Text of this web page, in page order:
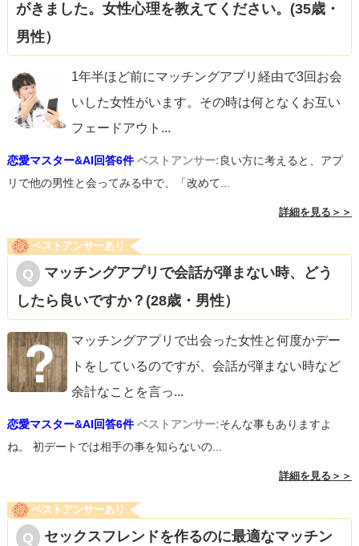
りなのかは具体的に伝えて、有言実行すべきです。
3.条件を同年代の女性まで広げる
一番現実的な方法です。
30歳に近づくと本気度が上がってくるため、じっくり付き
合いたいなら質問者様と同年代かそれ以下の方が望ましい
です。
女性が良く言うのは
・35歳までには妊娠・出産したい
男性は女性に比べると生物学的な要素が無いため、年齢に
関して意識が低め。
1と2は効果が薄いかもしれませんが、女性に迷惑をかける
ことを減らせます。
是非相手の事情に配慮した婚活を進めていってください。
がきました。女性心理を教えてください。(35歳・
男性）
1年半ほど前にマッチングアプリ経由で3回お会
いした女性がいます。その時は何となくお互い
フェードアウト ...
恋愛マスター&AI回答6件 ベストアンサー:良い方に考えると、アプ
リで他の男性と会ってみる中で、「改めて...
詳細を見る＞＞
ベストアンサーあり
マッチングアプリで会話が弾まない時、どう
したら良いですか？(28歳・男性）
マッチングアプリで出会った女性と何度かデー
トをしているのですが、会話が弾まない時など
余計なことを言っ...
恋愛マスター&AI回答6件 ベストアンサー:そんな事もありますよ
ね。 初デートでは相手の事を知らないの...
詳細を見る＞＞
ベストアンサーあり
セックスフレンドを作るのに最適なマッチン